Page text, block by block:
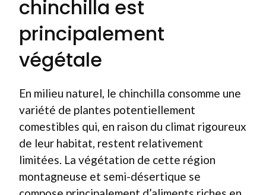
chinchilla est
principalement
végétale
En milieu naturel, le chinchilla consomme une
variété de plantes potentiellement
comestibles qui, en raison du climat rigoureux
de leur habitat, restent relativement
limitées. La végétation de cette région
montagneuse et semi-désertique se